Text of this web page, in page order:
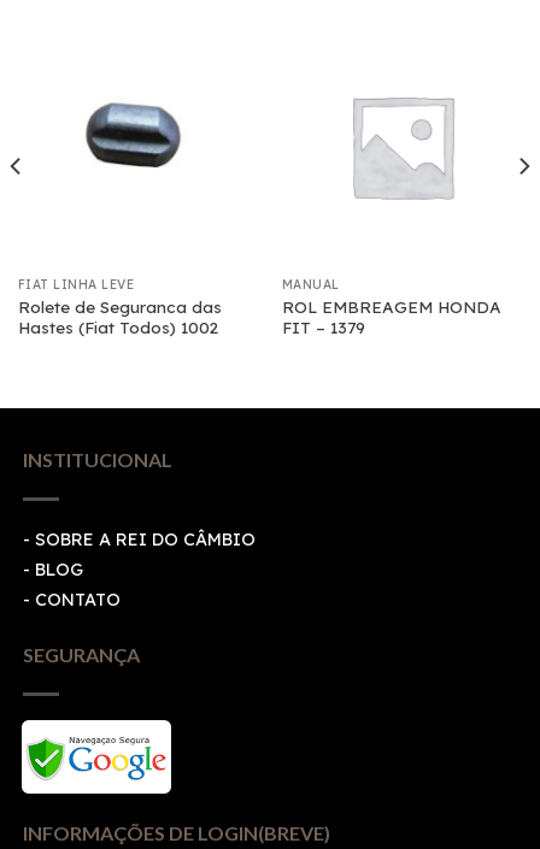
FIAT LINHA LEVE
Rolete de Seguranca das
Hastes (Fiat Todos) 1002
MANUAL
ROL EMBREAGEM HONDA
FIT – 1379
INSTITUCIONAL
- SOBRE A REI DO CÂMBIO
- BLOG
- CONTATO
SEGURANÇA
INFORMAÇÕES DE LOGIN(BREVE)